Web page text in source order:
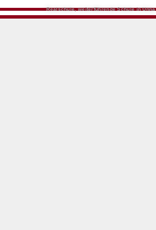
Realschule, weiterführende Schule in Unna